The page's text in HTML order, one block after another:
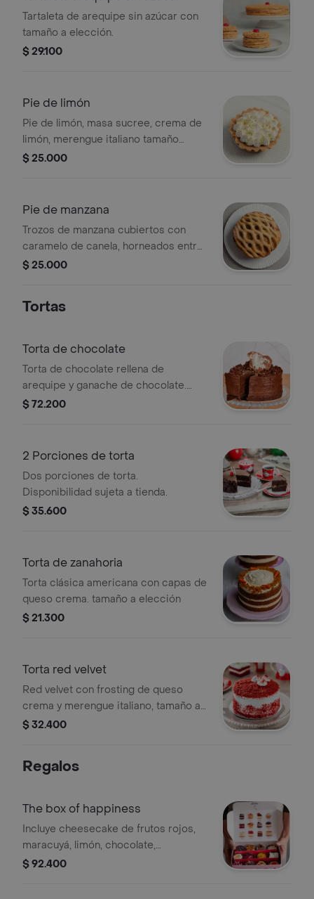
Tartaleta de arequipe sin azúcar con
tamaño a elección.
$ 29.100
Pie de limón
Pie de limón, masa sucree, crema de
limón, merengue italiano tamaño
personal.
$ 25.000
Pie de manzana
Trozos de manzana cubiertos con
caramelo de canela, horneados entre
crocante masa de pie, tamaño
$ 25.000
Tortas
Torta de chocolate
Torta de chocolate rellena de
arequipe y ganache de chocolate.
tamaño a elección
$ 72.200
2 Porciones de torta
Dos porciones de torta.
Disponibilidad sujeta a tienda.
$ 35.600
Torta de zanahoria
Torta clásica americana con capas de
queso crema. tamaño a elección
$ 21.300
Torta red velvet
Red velvet con frosting de queso
crema y merengue italiano, tamaño a
elección.
$ 32.400
Regalos
The box of happiness
Incluye cheesecake de frutos rojos,
maracuyá, limón, chocolate,
arándanos, frambuesa, pie de
$ 92.400